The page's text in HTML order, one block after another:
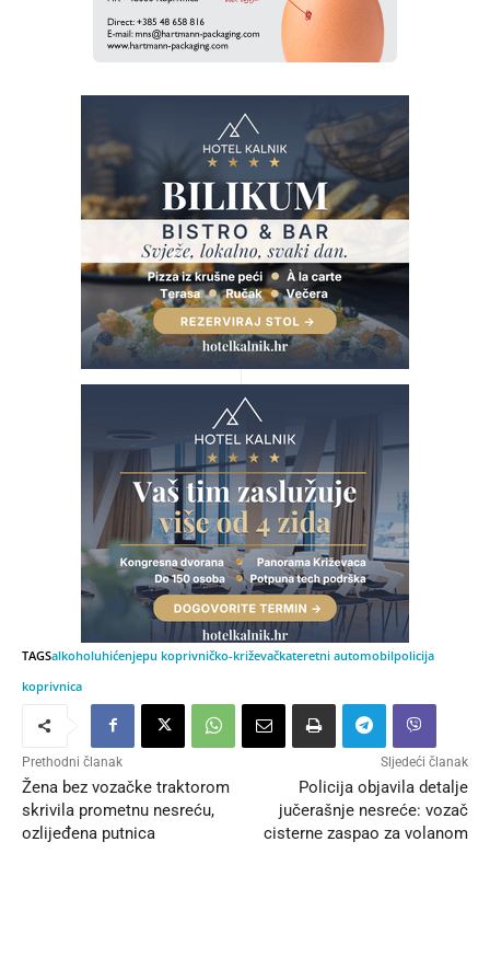
TAGSalkoholuhićenjepu koprivničko-križevačkateretni automobilpolicija
koprivnica
Prethodni članak
Žena bez vozačke traktorom
skrivila prometnu nesreću,
ozlijeđena putnica
Sljedeći članak
Policija objavila detalje
jučerašnje nesreće: vozač
cisternе zaspao za volanom